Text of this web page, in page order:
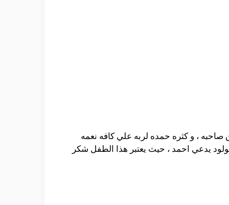
صاحبه ، و كثره حمده لربه علي كافه نعمه
يدعي احمد ، حيث يعتبر هذا الطفل شكر